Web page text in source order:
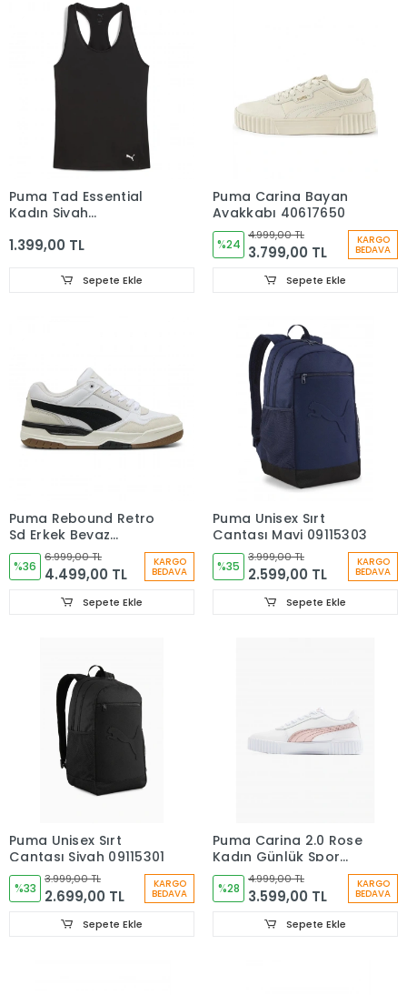
Puma Tad Essential
Kadın Siyah
52588701
1.399,00 TL
Sepete Ekle
Puma Carina Bayan
Ayakkabı 40617650
%24
4.999,00 TL
3.799,00 TL
KARGO
BEDAVA
Sepete Ekle
Puma Rebound Retro
Sd Erkek Beyaz
Sneaker Ayakkabı
40021401
%36
6.999,00 TL
4.499,00 TL
KARGO
BEDAVA
Sepete Ekle
Puma Unisex Sırt
Çantası Mavi 09115303
%35
3.999,00 TL
2.599,00 TL
KARGO
BEDAVA
Sepete Ekle
Puma Unisex Sırt
Çantası Siyah 09115301
%33
3.999,00 TL
2.699,00 TL
KARGO
BEDAVA
Sepete Ekle
Puma Carina 2.0 Rose
Kadın Günlük Spor
Ayakkabı Sneaker
40617606
%28
4.999,00 TL
3.599,00 TL
KARGO
BEDAVA
Sepete Ekle